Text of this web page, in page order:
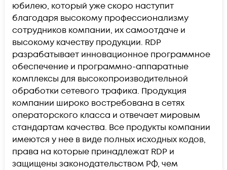
юбилею, который уже скоро наступит
благодаря высокому профессионализму
сотрудников компании, их самоотдаче и
высокому качеству продукции. RDP
разрабатывает инновационное программное
обеспечение и программно-аппаратные
комплексы для высокопроизводительной
обработки сетевого трафика. Продукция
компании широко востребована в сетях
операторского класса и отвечает мировым
стандартам качества. Все продукты компании
имеются у нее в виде полных исходных кодов,
права на которые принадлежат RDP и
защищены законодательством РФ, чем